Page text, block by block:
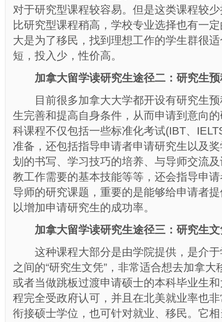
对于研究型课程较容易。但是这类课程较
比研究型课程稍高，学校专业选择也有一
大是为了移民，找到理想工作的学生群很
短，投入少，性价高。
加拿大留学读研究生途径二：研究生预
目前很多加拿大大学都开设有研究生预
生完善和提高自身条件，从而申请到意向
科课程不仅包括一些标准化考试(IBT、
准备，还包括指导申请者申请研究生以及
划的书写、学习技巧的培养、与导师交流
教工作需要的基本技能等等，还会指导申
导师的研究课题，重要的是能够给申请者
以增加申请研究生的成功率。
加拿大留学读研究生途径三：研究生文
这种课程大部分是由学院提供，是介于
之间的“研究生文凭”，非常适合想去加拿
或者当做跳板过渡申请硕士的本科毕业生
程完全受政府认可，并且在北美就业率也
衔接硕士学位，也可针对就业、移民。它